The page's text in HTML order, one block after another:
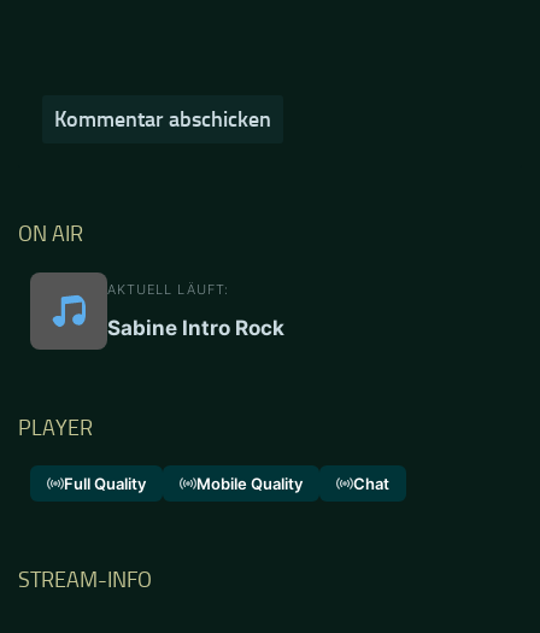
ON AIR
AKTUELL LÄUFT:
Sabine Intro Rock
PLAYER
Full Quality Mobile Quality Chat
STREAM-INFO